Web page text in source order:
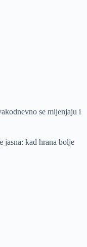
se mijenjaju i
jasna: kad hrana bolje